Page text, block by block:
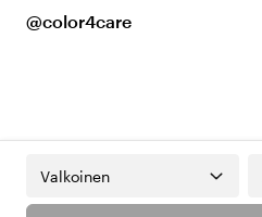
@color4care
Valkoinen